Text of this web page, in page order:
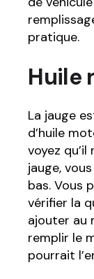
pratique.
Huile
La jauge
d’huile
voyez
jauge,
bas. Vous
vérifier la
ajouter au
remplir le
pourrait